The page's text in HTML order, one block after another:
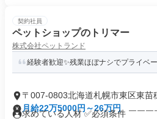
契約社員
ペットショップのトリマー
株式会社ペットランド
経験者歓迎✨残業ほぼナシでプライベ
〒007-0803北海道札幌市東区東苗
月給22万5000円～26万円
求めている人材 ✅必須条件 ￣￣